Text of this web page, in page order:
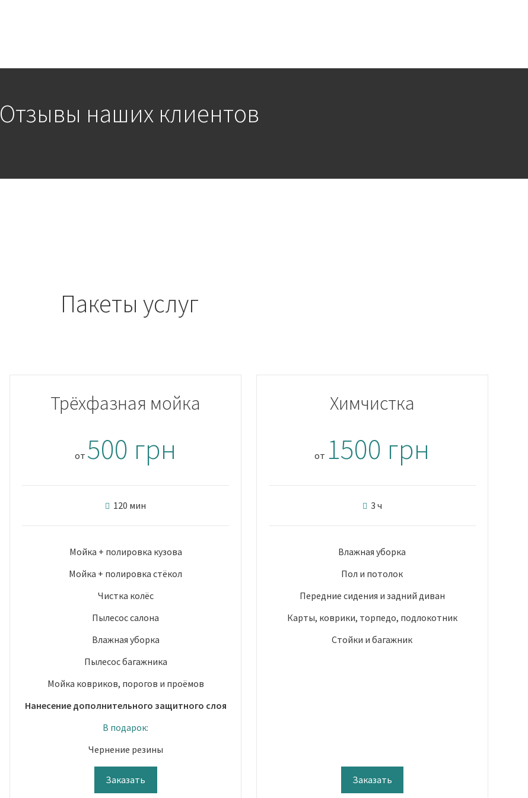
Отзывы наших клиентов
Пакеты услуг
Трёхфазная мойка
от 500 грн
120 мин
Мойка + полировка кузова
Мойка + полировка стёкол
Чистка колёс
Пылесос салона
Влажная уборка
Пылесос багажника
Мойка ковриков, порогов и проёмов
Нанесение дополнительного защитного слоя
В подарок:
Чернение резины
Заказать
Химчистка
от 1500 грн
3 ч
Влажная уборка
Пол и потолок
Передние сидения и задний диван
Карты, коврики, торпедо, подлокотник
Стойки и багажник
Заказать